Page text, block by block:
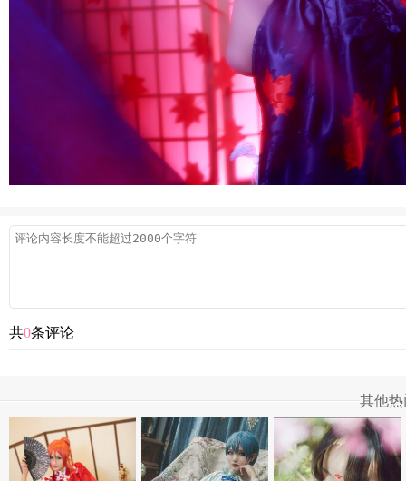
共0条评论
其他